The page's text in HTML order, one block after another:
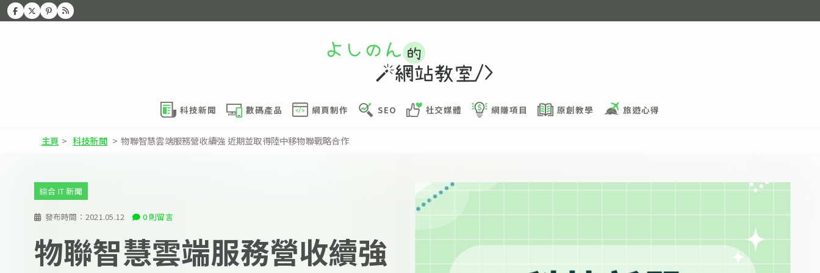
科技新聞 數碼產品 網頁制作 SEO 社交媒體 網賺項目 原創教學 旅遊心得
主頁 > 科技新聞 > 物聯智慧雲端服務營收續強 近期並取得陸中移物聯戰略合作
發布時間： 2021.05.12 0 則留言
綜合 IT 新聞
物聯智慧雲端服務營收續強